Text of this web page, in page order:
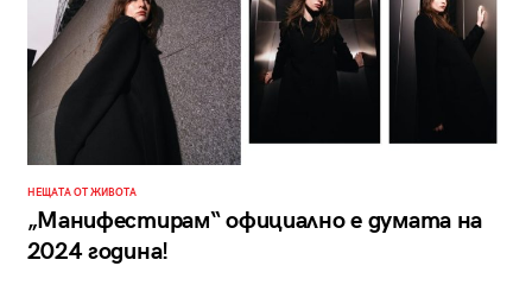
НЕЩАТА ОТ ЖИВОТА
„Манифестирам“ официално е думата на
2024 година!